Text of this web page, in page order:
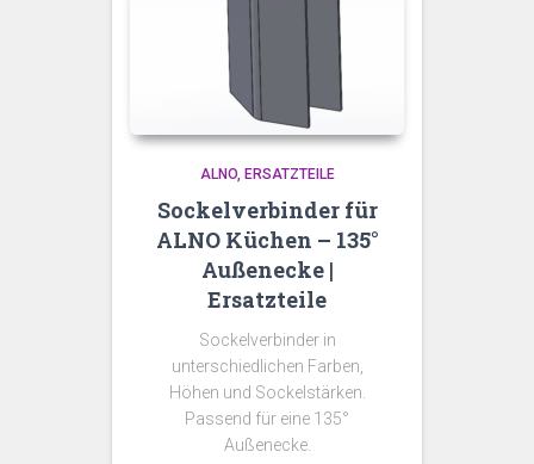
ALNO ERSATZTEILE
Sockelverbinder für
ALNO Küchen – 135°
Außenecke |
Ersatzteile
Sockelverbinder in
unterschiedlichen Farben,
Höhen und Sockelstärken.
Passend für eine 135°
Außenecke.